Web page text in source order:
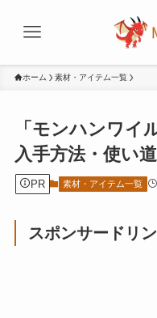
ホーム 素材・アイテム一覧
「モンハンワイ
入手方法・使い
PR 素材・アイテム一覧
スポンサードリ